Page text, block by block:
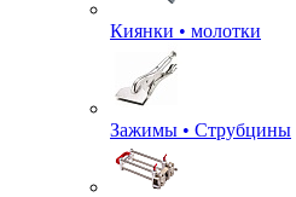
Киянки • молотки
Зажимы • Струбцины